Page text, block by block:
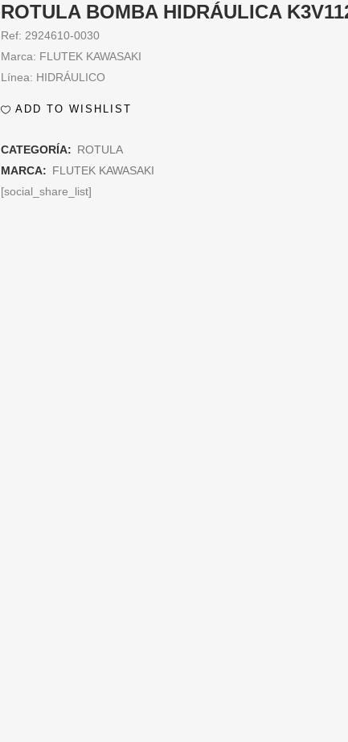
ROTULA BOMBA HIDRÁULICA
Ref: 2924610-0030
Marca: FLUTEK KAWASAKI
Línea: HIDRÁULICO
ADD TO WISHLIST
CATEGORÍA: ROTULA
MARCA: FLUTEK KAWASAKI
[social_share_list]